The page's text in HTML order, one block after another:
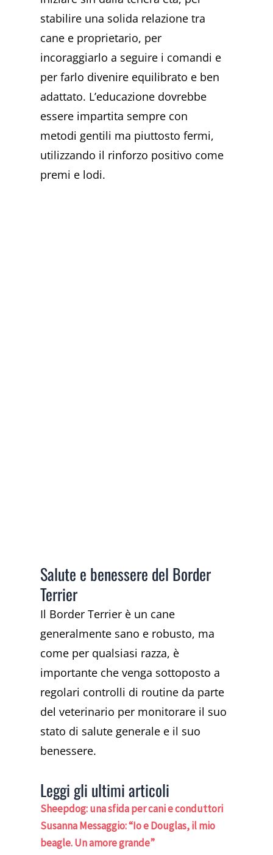
stabilire una solida relazione tra
cane e proprietario, per
incoraggiarlo a seguire i comandi e
per farlo divenire equilibrato e ben
adattato. L’educazione dovrebbe
essere impartita sempre con
metodi gentili ma piuttosto fermi,
utilizzando il rinforzo positivo come
premi e lodi.
Salute e benessere del Border
Terrier
Il Border Terrier è un cane
generalmente sano e robusto, ma
come per qualsiasi razza, è
importante che venga sottoposto a
regolari controlli di routine da parte
del veterinario per monitorare il suo
stato di salute generale e il suo
benessere.
Leggi gli ultimi articoli
Sheepdog: una sfida per cani e conduttori
Susanna Messaggio: “Io e Douglas, il mio
beagle. Un amore grande”